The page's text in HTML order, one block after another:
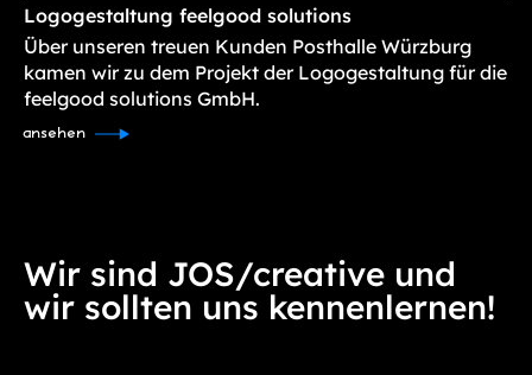
Logogestaltung feelgood solutions
Über unseren treuen Kunden Posthalle Würzburg
kamen wir zu dem Projekt der Logogestaltung für die
feelgood solutions GmbH.
ansehen
Wir sind JOS/creative und
wir sollten uns kennenlernen!